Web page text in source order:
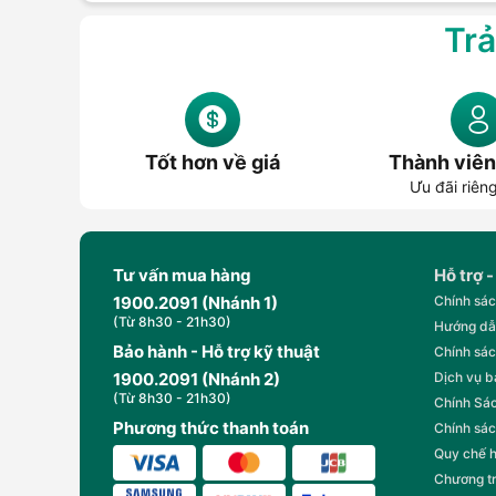
Tốt hơn về giá Thành
Ưu đãi
Tư vấn mua hàng
1900.2091 (Nhánh 1)
(Từ 8h30 - 21h30)
Bảo hành - Hỗ trợ kỹ thuật
1900.2091 (Nhánh 2)
(Từ 8h30 - 21h30)
Phương thức thanh toán
Hỗ trợ
Chính
Hướng
Chính
Dịch vụ
Chính
Chính
Quy chế
Chương